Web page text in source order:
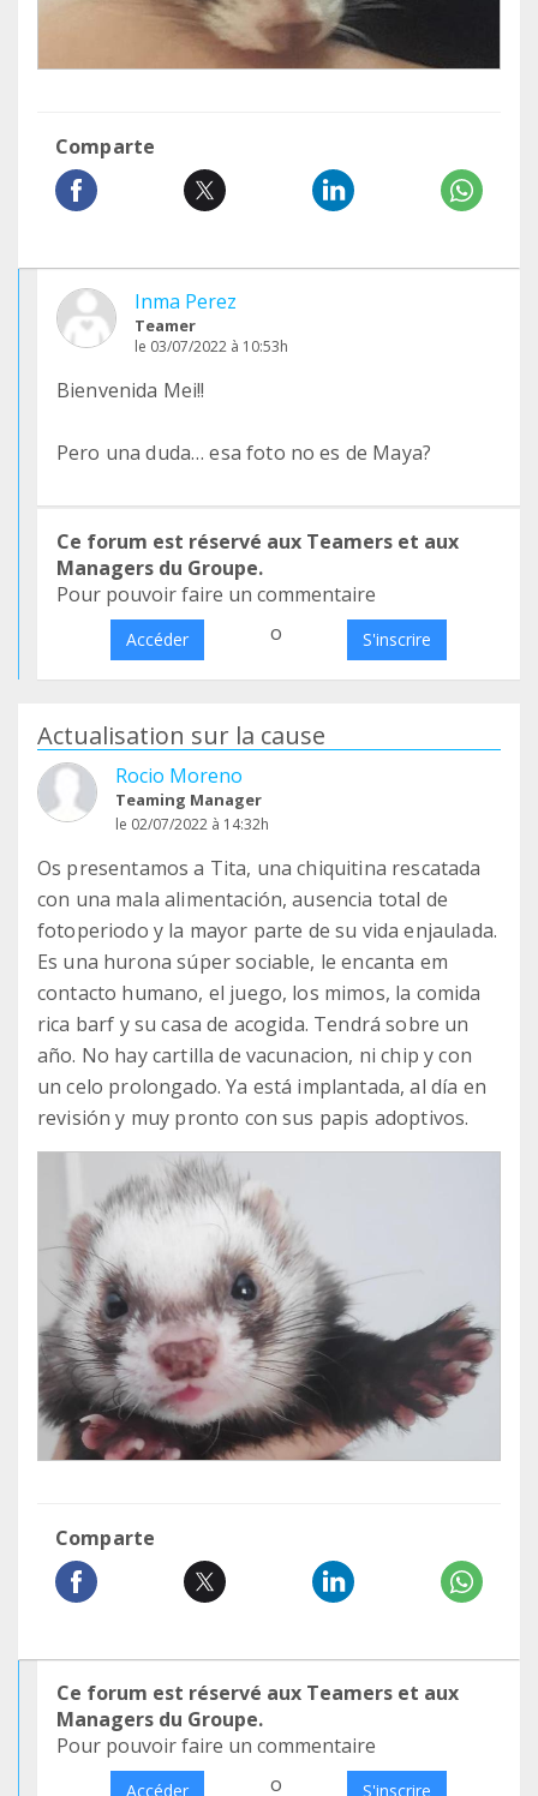
Comparte
Inma Perez
Teamer
le 03/07/2022 à 10:53h
Bienvenida Mei!!
Pero una duda… esa foto no es de Maya?
Ce forum est réservé aux Teamers et aux
Managers du Groupe.
Pour pouvoir faire un commentaire
Accéder o S'inscrire
Actualisation sur la cause
Rocio Moreno
Teaming Manager
le 02/07/2022 à 14:32h
Os presentamos a Tita, una chiquitina rescatada
con una mala alimentación, ausencia total de
fotoperiodo y la mayor parte de su vida enjaulada.
Es una hurona súper sociable, le encanta em
contacto humano, el juego, los mimos, la comida
rica barf y su casa de acogida. Tendrá sobre un
año. No hay cartilla de vacunacion, ni chip y con
un celo prolongado. Ya está implantada, al día en
revisión y muy pronto con sus papis adoptivos.
Comparte
Ce forum est réservé aux Teamers et aux
Managers du Groupe.
Pour pouvoir faire un commentaire
Accéder o S'inscrire